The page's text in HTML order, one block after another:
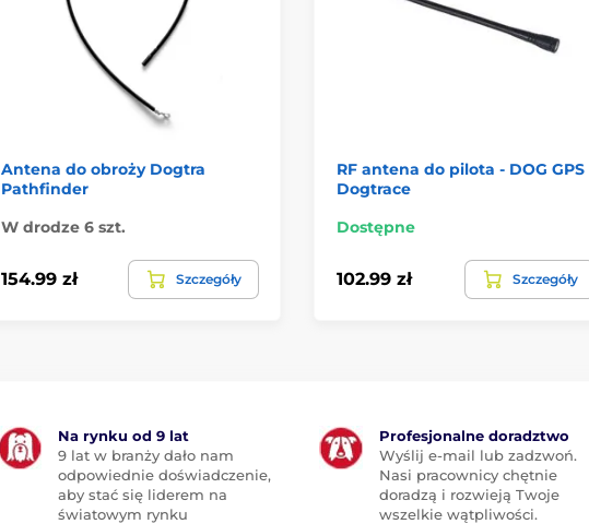
Antena do obroży Dogtra
Pathfinder
W drodze 6 szt.
154.99 zł Szczegóły
RF antena do pilota - DOG GPS
Dogtrace
Dostępne
102.99 zł Szczegóły
Na rynku od 9 lat
9 lat w branży dało nam
odpowiednie doświadczenie,
aby stać się liderem na
światowym rynku
Profesjonalne doradztwo
Wyślij e-mail lub zadzwoń.
Nasi pracownicy chętnie
doradzą i rozwieją Twoje
wszelkie wątpliwości.